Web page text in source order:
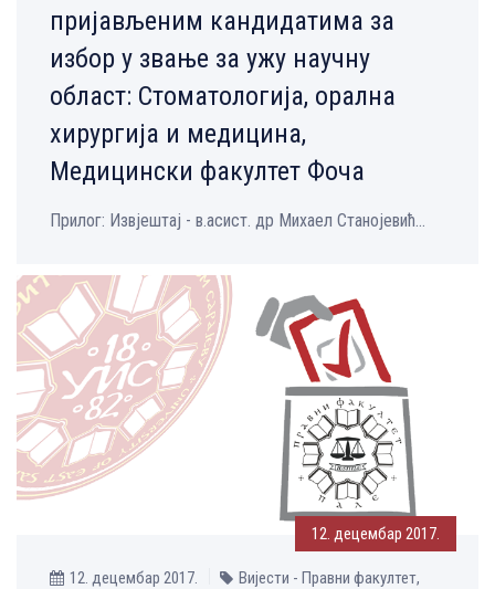
пријављеним кандидатима за
избор у звање за ужу научну
област: Стоматологија, орална
хирургија и медицина,
Медицински факултет Фоча
Прилог: Извјештај - в.асист. др Михаел Станојевић...
12. децембар 2017.
12. децембар 2017.
Вијести - Правни факултет,